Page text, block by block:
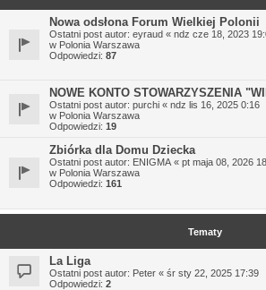
Nowa odsłona Forum Wielkiej Polonii
Ostatni post autor: eyraud « ndz cze 18, 2023
w Polonia Warszawa
Odpowiedzi: 87
NOWE KONTO STOWARZYSZENIA
Ostatni post autor: purchi « ndz lis 16, 2025 0:16
w Polonia Warszawa
Odpowiedzi: 19
Zbiórka dla Domu Dziecka
Ostatni post autor: ENIGMA « pt maja 08, 2026
w Polonia Warszawa
Odpowiedzi: 161
Tematy
La Liga
Ostatni post autor: Peter « śr sty 22, 2025 17:39
Odpowiedzi: 2